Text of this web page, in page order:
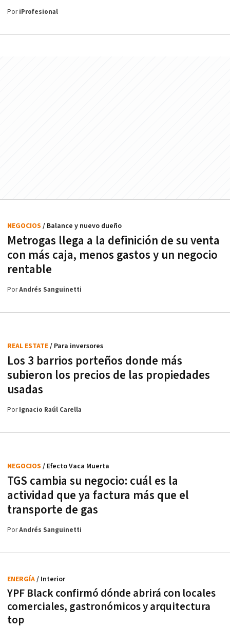
PoriProfesional
Metrogas llega a la definición de su venta
con más caja, menos gastos y un negocio
rentable
NEGOCIOS / Balance y nuevo dueño
PorAndrés Sanguinetti
Los 3 barrios porteños donde más
subieron los precios de las propiedades
usadas
REAL ESTATE/ Para inversores
PorIgnacio Raúl Carella
TGS cambia su negocio: cuál es la
actividad que ya factura más que el
transporte de gas
NEGOCIOS / Efecto Vaca Muerta
PorAndrés Sanguinetti
YPF Black confirmó dónde abrirá con locales
comerciales, gastronómicos y arquitectura
top
ENERGÍA/ Interior